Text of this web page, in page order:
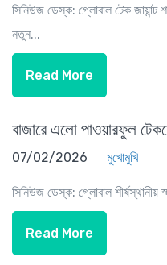
সিনিউজ ডেস্ক: গ্লোবাল টেক জায়ান্ট
নতুন...
Read More
বাজারে এলো পাওয়ারফুল
07/02/2026 মুখোমুখি
সিনিউজ ডেস্ক: গ্লোবাল শীর্ষস্থানীয়
Read More